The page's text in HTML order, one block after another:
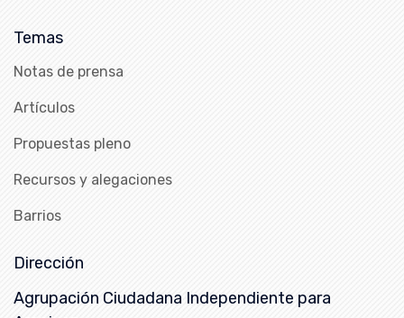
Temas
Notas de prensa
Artículos
Propuestas pleno
Recursos y alegaciones
Barrios
Dirección
Agrupación Ciudadana Independiente para